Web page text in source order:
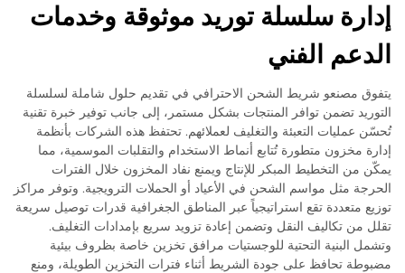
إدارة سلسلة توريد موثوقة وخدمات
الدعم الفني
يتفوق مصنعو شريط الشحن الاحترافي في تقديم حلول شاملة لسلسلة
التوريد تضمن توافر المنتجات بشكل مستمر، إلى جانب توفير خبرة تقنية
تُحسّن عمليات التعبئة والتغليف لعملائهم. تحتفظ هذه الشركات بأنظمة
إدارة مخزون متطورة تُتابع أنماط الاستخدام والتقلبات الموسمية، مما
يمكّن من التخطيط المبكر للإنتاج ويمنع نفاد المخزون خلال الفترات
الحرجة مثل مواسم الشحن في الأعياد أو الحملات الترويجية. وتوفر مراكز
توزيع متعددة تقع استراتيجياً عبر المناطق الجغرافية قدرات توصيل سريعة
تقلل من تكاليف النقل وتضمن إعادة تزويد سريع بإمدادات التغليف.
وتشمل البنية التحتية للوجستيات مرافق تخزين خاصة بظروف بيئية
مضبوطة تحافظ على جودة الشريط أثناء فترات التخزين الطويلة، ومنع